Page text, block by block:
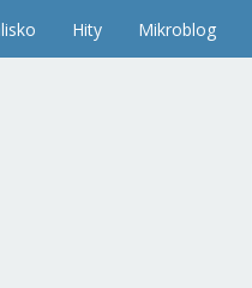
Hity Mikroblog